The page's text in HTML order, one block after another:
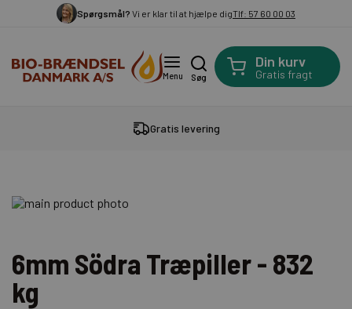
Spørgsmål? Vi er klar til at hjælpe digTlf: 57 60 00 03
Menu Søg
Din kurv
Gratis fragt
Gratis levering
6mm Södra Træpiller - 832
kg